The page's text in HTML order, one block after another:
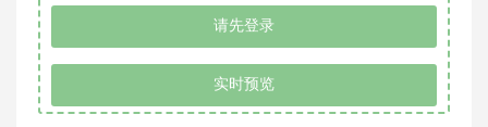
请先登录
实时预览